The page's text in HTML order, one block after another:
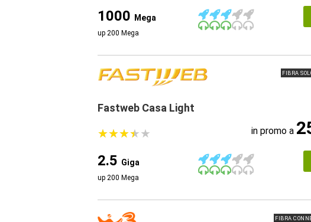
1000 Mega
up 200 Mega
FIBRA
Fastweb Casa Light
★★★★★
★★★★★ in promo a
2.5 Giga
up 200 Mega
FIBRA